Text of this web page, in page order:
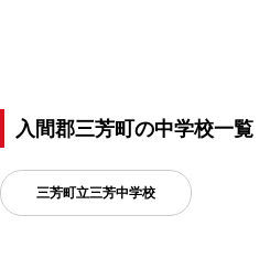
入間郡三芳町の中学校一覧
三芳町立三芳中学校